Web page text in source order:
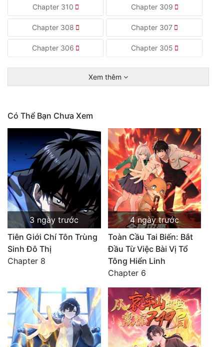
Chapter 310 Chapter 309
Chapter 308 Chapter 307
Chapter 306 Chapter 305
Xem thêm
Có Thể Bạn Chưa Xem
3 ngày trước
Tiên Giới Chí Tôn Trùng
Sinh Đô Thị
Chapter 8
4 ngày trước
Toàn Cầu Tai Biến: Bắt
Đầu Từ Việc Bài Vị Tổ
Tông Hiển Linh
Chapter 6